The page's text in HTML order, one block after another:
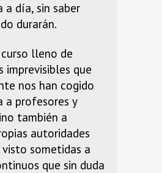
a día, sin saber
durarán.
lleno de
imprevisibles que
nos han cogido
a profesores y
también a
autoridades
visto sometidas a
que sin duda